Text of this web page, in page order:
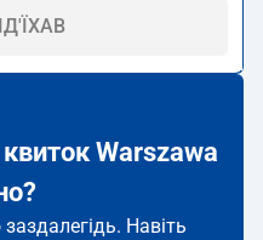
Warszawa
Навіть